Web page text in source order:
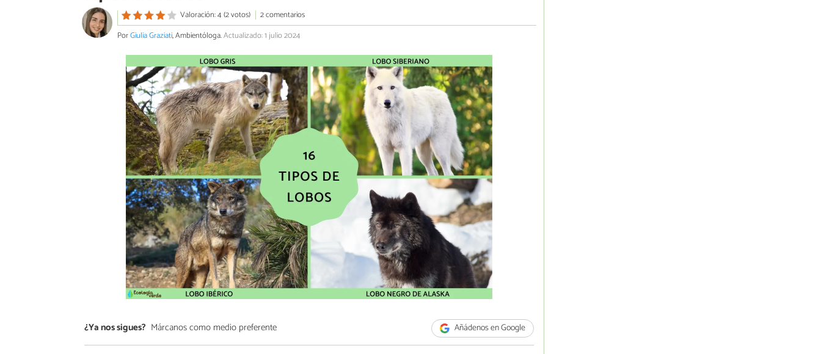
Valoración: 4 (2 votos)
2 comentarios
PorGiulia Graziati, Ambientóloga.Actualizado: 1 julio 2024
¿Ya nos sigues? Márcanos como medio preferente Añádenos en Google